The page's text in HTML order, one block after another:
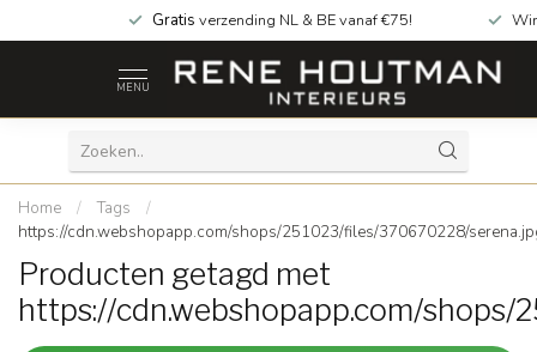
Gratis verzending NL & BE vanaf €75!
MENU
Home / Tags
/
https://cdn.webshopapp.com/shops/251023/files/370670228/
Producten getagd met
https://cdn.webshopapp.com/